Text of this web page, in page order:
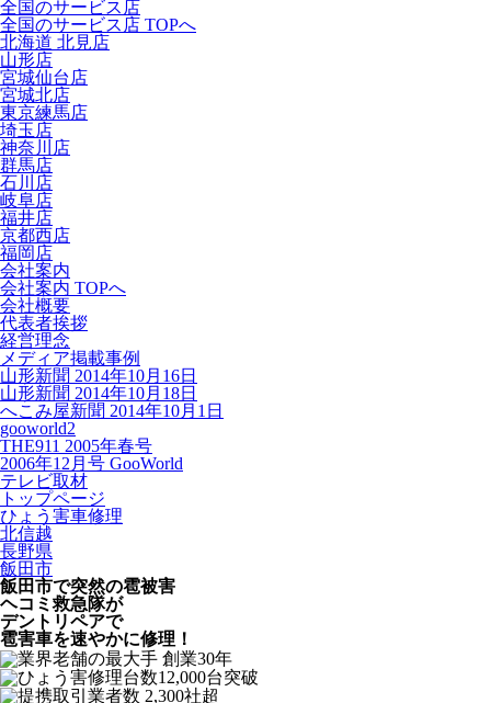
全国のサービス店
全国のサービス店 TOPへ
北海道 北見店
山形店
宮城仙台店
宮城北店
東京練馬店
埼玉店
神奈川店
群馬店
石川店
岐阜店
福井店
京都西店
福岡店
会社案内
会社案内 TOPへ
会社概要
代表者挨拶
経営理念
メディア掲載事例
山形新聞 2014年10月16日
山形新聞 2014年10月18日
へこみ屋新聞 2014年10月1日
gooworld2
THE911 2005年春号
2006年12月号 GooWorld
テレビ取材
トップページ
ひょう害車修理
北信越
長野県
飯田市
飯田市で突然の雹被害
ヘコミ救急隊が
デントリペアで
雹害車を速やかに修理！